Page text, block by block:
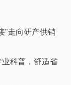
”走向研产供销
科普，舒适省